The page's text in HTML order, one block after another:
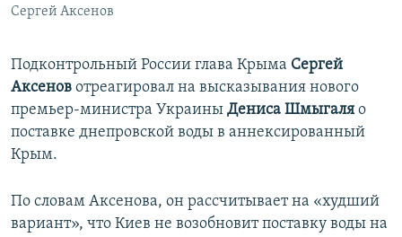
УКРАИНСКАЯ ПРОБЛЕМА КРЫМА
Сергей Аксенов
Подконтрольный России глава Крыма Сергей
Аксенов отреагировал на высказывания нового
премьер-министра Украины Дениса Шмыгаля о
поставке днепровской воды в аннексированный
Крым.
По словам Аксенова, он рассчитывает на «худший
вариант», что Киев не возобновит поставку воды на